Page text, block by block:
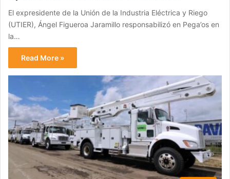
El expresidente de la Unión de la Industria Eléctrica y Riego
(UTIER), Ángel Figueroa Jaramillo responsabilizó en Pega’os en
la…
Read More »